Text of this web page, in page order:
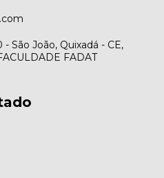
São João, Quixadá - CE,
FADAT